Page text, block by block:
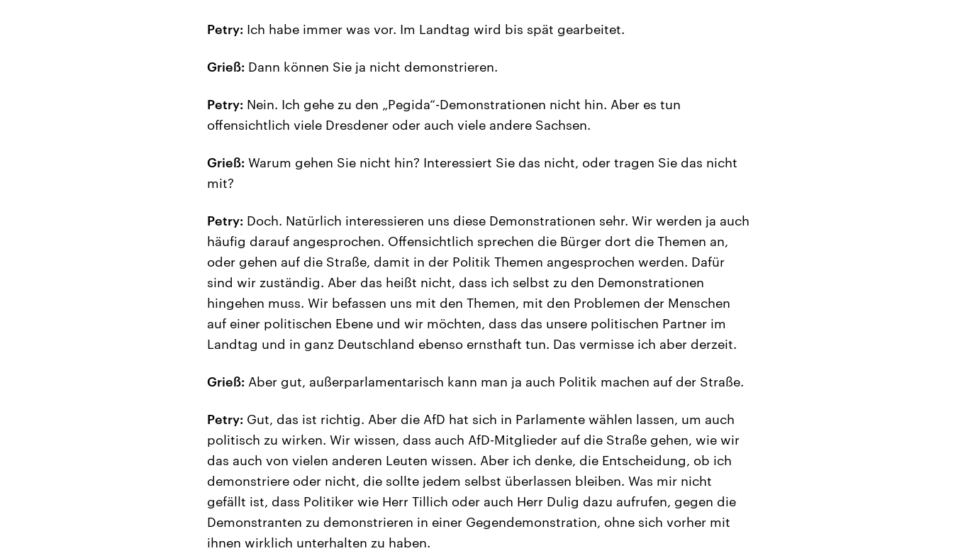
Petry: Ich habe immer was vor. Im Landtag wird bis spät gearbeitet.
Grieß: Dann können Sie ja nicht demonstrieren.
Petry: Nein. Ich gehe zu den „Pegida“-Demonstrationen nicht hin. Aber es tun
offensichtlich viele Dresdener oder auch viele andere Sachsen.
Grieß: Warum gehen Sie nicht hin? Interessiert Sie das nicht, oder tragen Sie das nicht
mit?
Petry: Doch. Natürlich interessieren uns diese Demonstrationen sehr. Wir werden ja auch
häufig darauf angesprochen. Offensichtlich sprechen die Bürger dort die Themen an,
oder gehen auf die Straße, damit in der Politik Themen angesprochen werden. Dafür
sind wir zuständig. Aber das heißt nicht, dass ich selbst zu den Demonstrationen
hingehen muss. Wir befassen uns mit den Themen, mit den Problemen der Menschen
auf einer politischen Ebene und wir möchten, dass das unsere politischen Partner im
Landtag und in ganz Deutschland ebenso ernsthaft tun. Das vermisse ich aber derzeit.
Grieß: Aber gut, außerparlamentarisch kann man ja auch Politik machen auf der Straße.
Petry: Gut, das ist richtig. Aber die AfD hat sich in Parlamente wählen lassen, um auch
politisch zu wirken. Wir wissen, dass auch AfD-Mitglieder auf die Straße gehen, wie wir
das auch von vielen anderen Leuten wissen. Aber ich denke, die Entscheidung, ob ich
demonstriere oder nicht, die sollte jedem selbst überlassen bleiben. Was mir nicht
gefällt ist, dass Politiker wie Herr Tillich oder auch Herr Dulig dazu aufrufen, gegen die
Demonstranten zu demonstrieren in einer Gegendemonstration, ohne sich vorher mit
ihnen wirklich unterhalten zu haben.